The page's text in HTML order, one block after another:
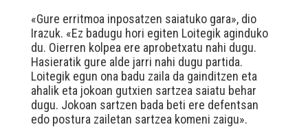
«Gure erritmoa inposatzen saiatuko gara», dio
Irazuk. «Ez badugu hori egiten Loitegik aginduko
du. Oierren kolpea ere aprobetxatu nahi dugu.
Hasieratik gure alde jarri nahi dugu partida.
Loitegik egun ona badu zaila da gainditzen eta
ahalik eta jokoan gutxien sartzea saiatu behar
dugu. Jokoan sartzen bada beti ere defentsan
edo postura zailetan sartzea komeni zaigu».